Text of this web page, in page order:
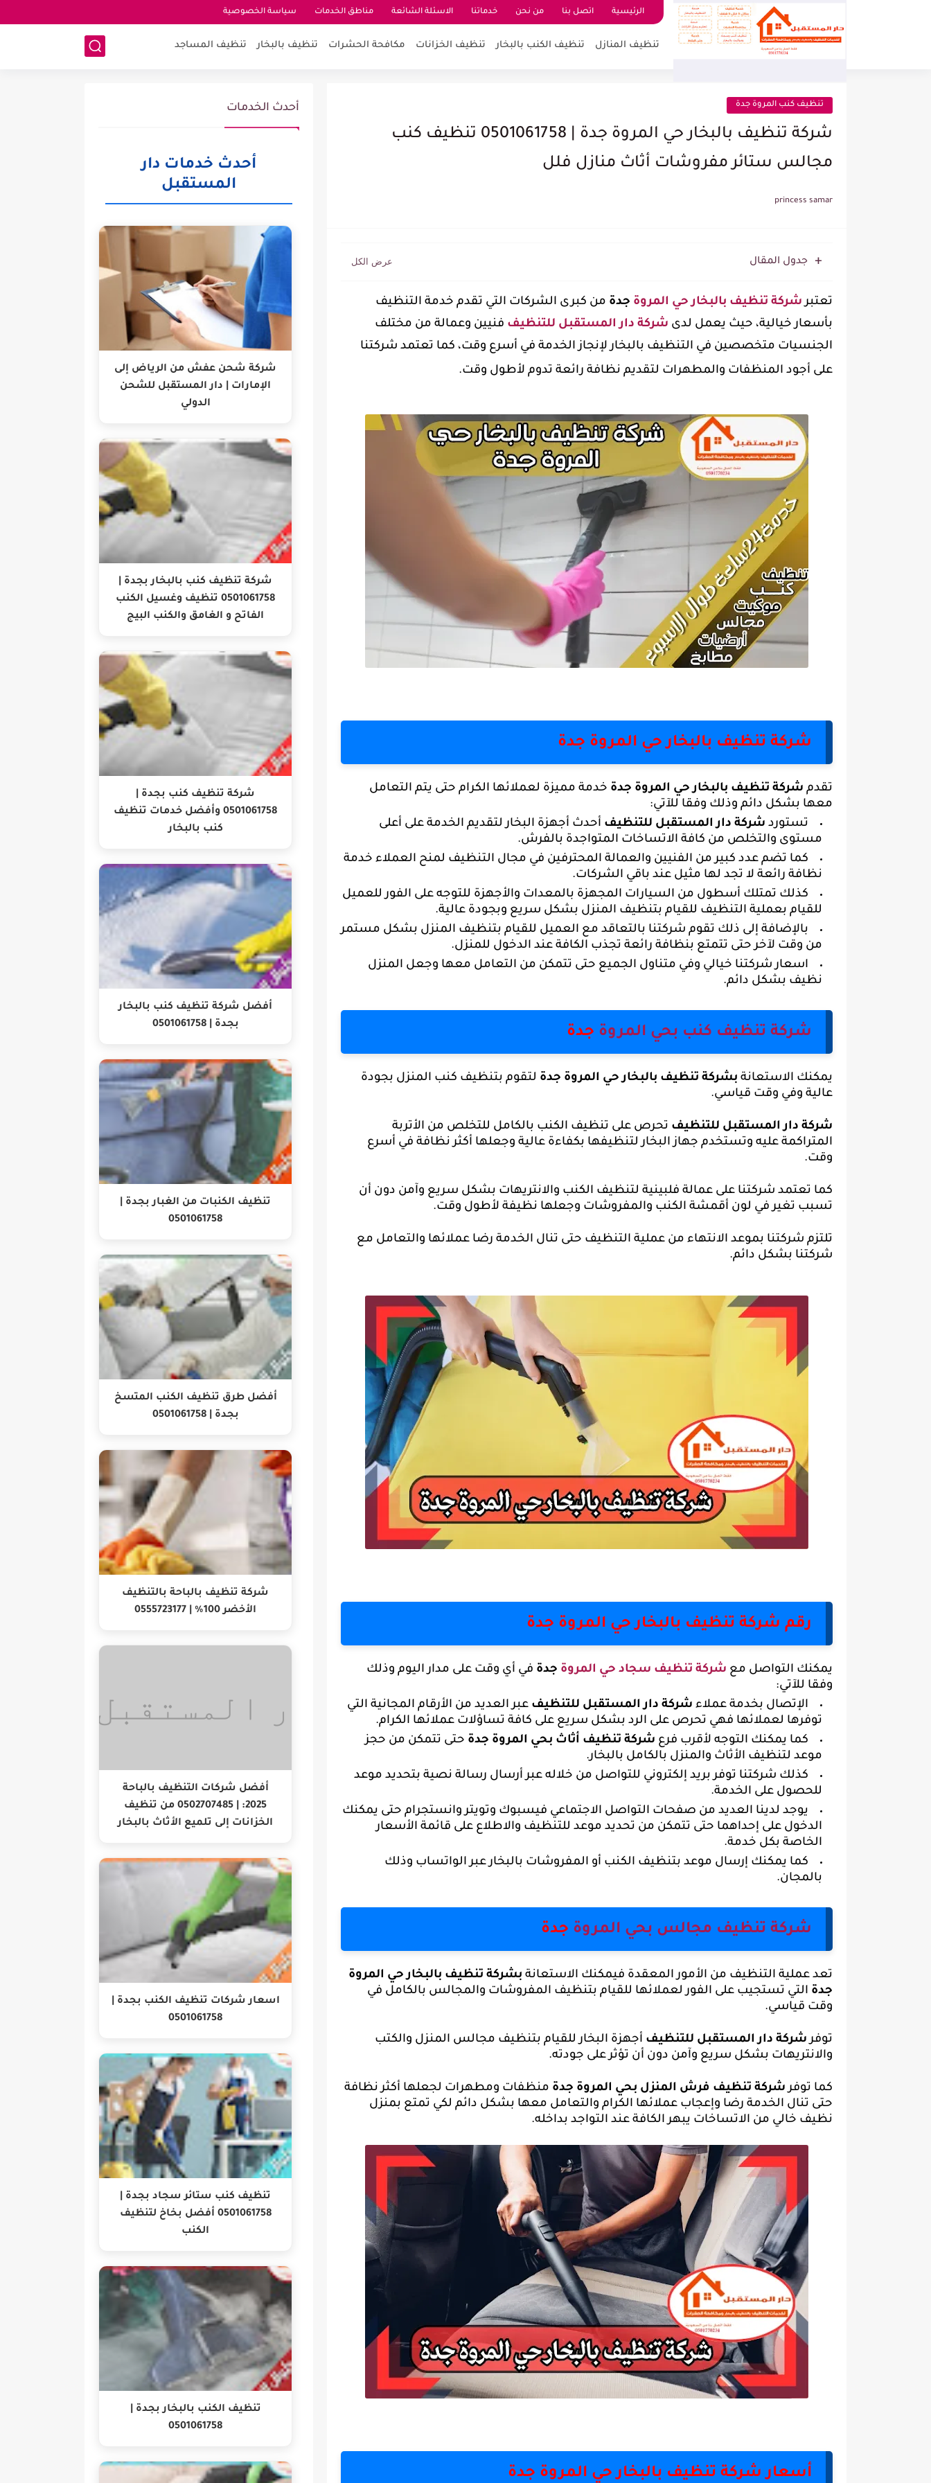
الرئيسية اتصل بنا من نحن خدماتنا الاسئلة الشائعة مناطق الخدمات سياسة الخصوصية
تنظيف المنازل تنظيف الكنب بالبخار تنظيف الخزانات مكافحة الحشرات تنظيف بالبخار تنظيف المساجد
تنظيف كنب المروة جدة
شركة تنظيف بالبخار حي المروة جدة | 0501061758 تنظيف كنب
مجالس ستائر مفروشات أثاث منازل فلل
princess samar
جدول المقال
تعتبرشركة تنظيف بالبخار حي المروة جدة من كبرى الشركات التي تقدم خدمة التنظيف
بأسعار خيالية، حيث يعمل لدى شركة دار المستقبل للتنظيف فنيين وعمالة من مختلف
الجنسيات متخصصين في التنظيف بالبخار لإنجاز الخدمة في أسرع وقت، كما تعتمد شركتنا
على أجود المنظفات والمطهرات لتقديم نظافة رائعة تدوم لأطول وقت.
شركة تنظيف بالبخار حي المروة جدة
تقدم شركة تنظيف بالبخار حي المروة جدة خدمة مميزة لعملائها الكرام حتى يتم التعامل
معها بشكل دائم وذلك وفقا للآتي:
تستورد شركة دار المستقبل للتنظيف أحدث أجهزة البخار لتقديم الخدمة على أعلى
مستوى والتخلص من كافة الاتساخات المتواجدة بالفرش.
كما تضم عدد كبير من الفنيين والعمالة المحترفين في مجال التنظيف لمنح العملاء خدمة
نظافة رائعة لا تجد لها مثيل عند باقي الشركات.
كذلك تمتلك أسطول من السيارات المجهزة بالمعدات والأجهزة للتوجه على الفور للعميل
للقيام بعملية التنظيف للقيام بتنظيف المنزل بشكل سريع وبجودة عالية.
بالإضافة إلى ذلك تقوم شركتنا بالتعاقد مع العميل للقيام بتنظيف المنزل بشكل مستمر
من وقت لآخر حتى تتمتع بنظافة رائعة تجذب الكافة عند الدخول للمنزل.
اسعار شركتنا خيالي وفي متناول الجميع حتى تتمكن من التعامل معها وجعل المنزل
نظيف بشكل دائم.
شركة تنظيف كنب بحي المروة جدة
يمكنك الاستعانة بشركة تنظيف بالبخار حي المروة جدة لتقوم بتنظيف كنب المنزل بجودة
عالية وفي وقت قياسي.
شركة دار المستقبل للتنظيف تحرص على تنظيف الكنب بالكامل للتخلص من الأتربة
المتراكمة عليه وتستخدم جهاز البخار لتنظيفها بكفاءة عالية وجعلها أكثر نظافة في أسرع
وقت.
كما تعتمد شركتنا على عمالة فلبينية لتنظيف الكنب والانتريهات بشكل سريع وآمن دون أن
تسبب تغير في لون أقمشة الكنب والمفروشات وجعلها نظيفة لأطول وقت.
تلتزم شركتنا بموعد الانتهاء من عملية التنظيف حتى تنال الخدمة رضا عملائها والتعامل مع
شركتنا بشكل دائم.
رقم شركة تنظيف بالبخار حي المروة جدة
يمكنك التواصل مع شركة تنظيف سجاد حي المروة جدة في أي وقت على مدار اليوم وذلك
وفقا للآتي:
الإتصال بخدمة عملاء شركة دار المستقبل للتنظيف عبر العديد من الأرقام المجانية التي
توفرها لعملائها فهي تحرص على الرد بشكل سريع على كافة تساؤلات عملائها الكرام.
كما يمكنك التوجه لأقرب فرع شركة تنظيف أثاث بحي المروة جدة حتى تتمكن من حجز
موعد لتنظيف الأثاث والمنزل بالكامل بالبخار.
كذلك شركتنا توفر بريد إلكتروني للتواصل من خلاله عبر أرسال رسالة نصية بتحديد موعد
للحصول على الخدمة.
يوجد لدينا العديد من صفحات التواصل الاجتماعي فيسبوك وتويتر وانستجرام حتى يمكنك
الدخول على إحداهما حتى تتمكن من تحديد موعد للتنظيف والاطلاع على قائمة الأسعار
الخاصة بكل خدمة.
كما يمكنك إرسال موعد بتنظيف الكنب أو المفروشات بالبخار عبر الواتساب وذلك
بالمجان.
شركة تنظيف مجالس بحي المروة جدة
تعد عملية التنظيف من الأمور المعقدة فيمكنك الاستعانة بشركة تنظيف بالبخار حي المروة
جدة التي تستجيب على الفور لعملائها للقيام بتنظيف المفروشات والمجالس بالكامل في
وقت قياسي.
توفرشركة دار المستقبل للتنظيف أجهزة البخار للقيام بتنظيف مجالس المنزل والكتب
والانتريهات بشكل سريع وآمن دون أن تؤثر على جودته.
كما توفرشركة تنظيف فرش المنزل بحي المروة جدة منظفات ومطهرات لجعلها أكثر نظافة
حتى تنال الخدمة رضا وإعجاب عملائها الكرام والتعامل معها بشكل دائم لكي تمتع بمنزل
نظيف خالي من الاتساخات يبهر الكافة عند التواجد بداخله.
أسعار شركة تنظيف بالبخار حي المروة جدة
أحدث الخدمات
أحدث خدمات دار
المستقبل
شركة شحن عفش من الرياض إلى
الإمارات | دار المستقبل للشحن
الدولي
شركة تنظيف كنب بالبخار بجدة |
0501061758 تنظيف وغسيل الكنب
الفاتح و الغامق والكنب البيج
شركة تنظيف كنب بجدة |
0501061758 وأفضل خدمات تنظيف
كنب بالبخار
أفضل شركة تنظيف كنب بالبخار
بجدة | 0501061758
تنظيف الكنبات من الغبار بجدة |
0501061758
أفضل طرق تنظيف الكنب المتسخ
بجدة | 0501061758
شركة تنظيف بالباحة بالتنظيف
الأخضر 100% | 0555723177
أفضل شركات التنظيف بالباحة
2025: | 0502707485 من تنظيف
الخزانات إلى تلميع الأثاث بالبخار
اسعار شركات تنظيف الكنب بجدة |
0501061758
تنظيف كنب ستائر سجاد بجدة |
0501061758 أفضل بخاخ لتنظيف
الكنب
تنظيف الكنب بالبخار بجدة |
0501061758